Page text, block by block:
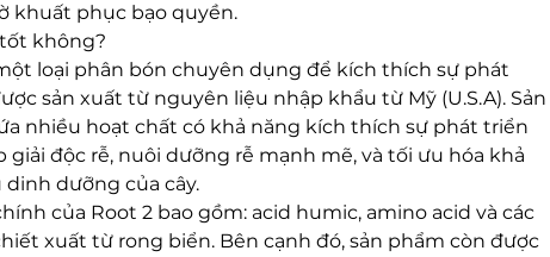
khuất phục bạo quyền.
không?
loại phân bón chuyên dụng để kích thích sự phát
sản xuất từ nguyên liệu nhập khẩu từ Mỹ (U.S.A). Sản
nhiều hoạt chất có khả năng kích thích sự phát triển
giải độc rễ, nuôi dưỡng rễ mạnh mẽ, và tối ưu hóa khả
dưỡng của cây.
của Root 2 bao gồm: acid humic, amino acid và các
xuất từ rong biển. Bên cạnh đó, sản phẩm còn được